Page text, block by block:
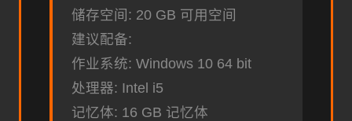
储存空间: 20 GB 可用空间
建议配备:
作业系统: Windows 10 64 bit
处理器: Intel i5
记忆体: 16 GB 记忆体